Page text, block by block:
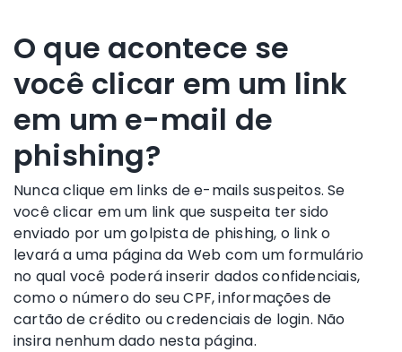
O que acontece se
você clicar em um link
em um e-mail de
phishing?
Nunca clique em links de e-mails suspeitos. Se
você clicar em um link que suspeita ter sido
enviado por um golpista de phishing, o link o
levará a uma página da Web com um formulário
no qual você poderá inserir dados confidenciais,
como o número do seu CPF, informações de
cartão de crédito ou credenciais de login. Não
insira nenhum dado nesta página.